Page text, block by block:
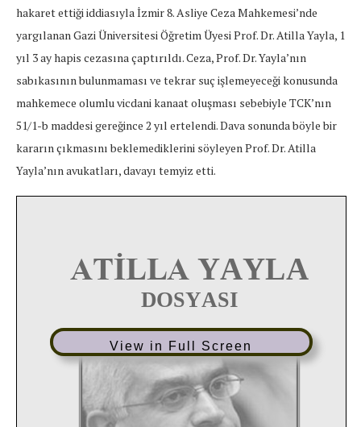
hakaret ettiği iddiasıyla İzmir 8. Asliye Ceza Mahkemesi’nde
yargılanan Gazi Üniversitesi Öğretim Üyesi Prof. Dr. Atilla Yayla, 1
yıl 3 ay hapis cezasına çaptırıldı. Ceza, Prof. Dr. Yayla’nın
sabıkasının bulunmaması ve tekrar suç işlemeyeceği konusunda
mahkemece olumlu vicdani kanaat oluşması sebebiyle TCK’nın
51/1-b maddesi gereğince 2 yıl ertelendi. Dava sonunda böyle bir
kararın çıkmasını beklemediklerini söyleyen Prof. Dr. Atilla
Yayla’nın avukatları, davayı temyiz etti.
View in Full Screen